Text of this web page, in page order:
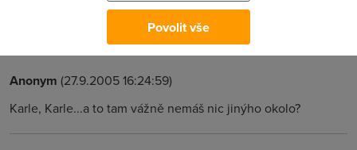
Ano myslel jsem 512/128kbps. Jsou nejake zkusenosti s
Anonym (27.9.2005 16:24:59)
Karle, Karle...a to tam vážně nemáš nic jinýho okolo?
Povolit vše